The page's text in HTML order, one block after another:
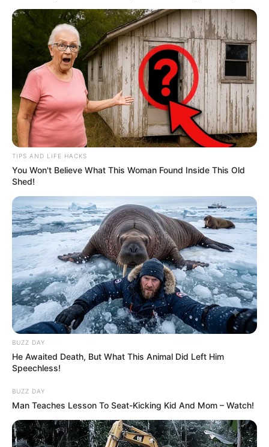
TIPS AND LIFE HACKS
You Won't Believe What This Woman Found Inside This Old
Shed!
BUZZ DAY
He Awaited Death, But What This Animal Did Left Him
Speechless!
BUZZ DAY
Man Teaches Lesson To Seat-Kicking Kid And Mom – Watch!